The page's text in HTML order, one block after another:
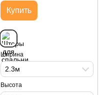
Купить
Ширина
2.3м
Высота